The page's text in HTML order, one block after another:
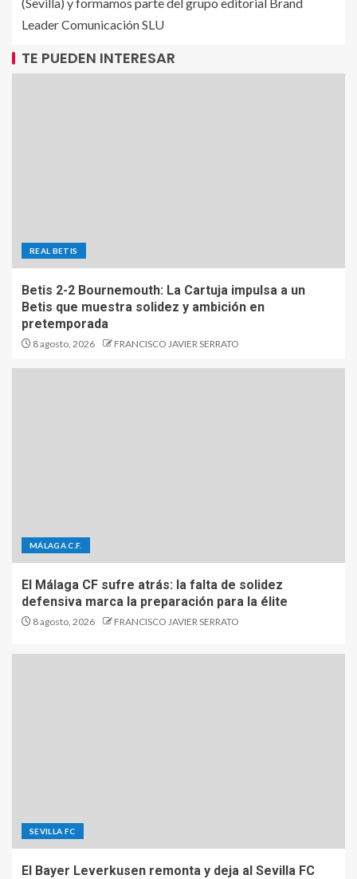
Leader Comunicación SLU
TE PUEDEN INTERESAR
REAL BETIS
Betis 2-2 Bournemouth: La Cartuja impulsa a un
Betis que muestra solidez y ambición en
pretemporada
8 agosto, 2026 FRANCISCO JAVIER SERRATO
MÁLAGA C.F.
El Málaga CF sufre atrás: la falta de solidez
defensiva marca la preparación para la élite
8 agosto, 2026 FRANCISCO JAVIER SERRATO
SEVILLA FC
El Bayer Leverkusen remonta y deja al Sevilla FC